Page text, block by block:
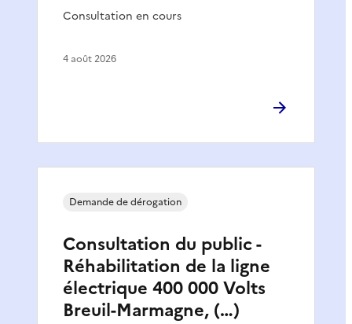
Consultation en cours
4 août 2026
Consultation du public -
Réhabilitation de la ligne
électrique 400 000 Volts
Breuil-Marmagne, (…)
Demande de dérogation